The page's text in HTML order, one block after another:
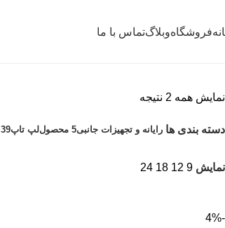
فروشگاهوبلاگتماس با ما
نمایش همه 2 نتیجه
دسته بندی ها رایانه و تجهیزات جانبی5 محصول لپ تاپ39 محصول
نمایش 9
12
18
24
-4%